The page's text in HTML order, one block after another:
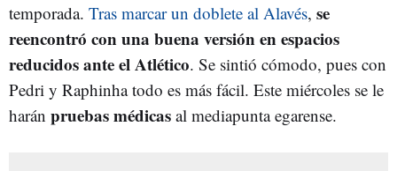
temporada. Tras marcar un doblete al Alavés, se
reencontró con una buena versión en espacios
reducidos ante el Atlético. Se sintió cómodo, pues con
Pedri y Raphinha todo es más fácil. Este miércoles se le
harán pruebas médicas al mediapunta egarense.